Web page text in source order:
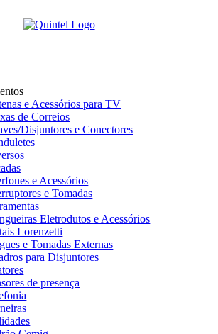
e Acessórios para TV
de Correios
Disjuntores e Conectores
e Acessórios
e Tomadas
Eletrodutos e Acessórios
Lorenzetti
e Tomadas Externas
para Disjuntores
de presença